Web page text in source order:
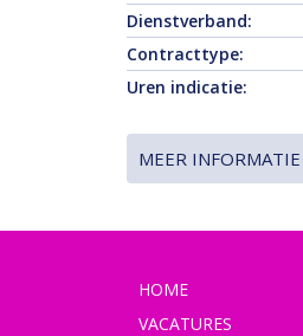
Dienstverband:
Contracttype:
Uren indicatie:
MEER
HOME
VACATURES